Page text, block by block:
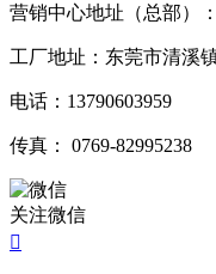
营销中心地址（总部）
工厂地址：东莞市清溪
电话：13790603959
传真： 0769-82995238
关注微信
